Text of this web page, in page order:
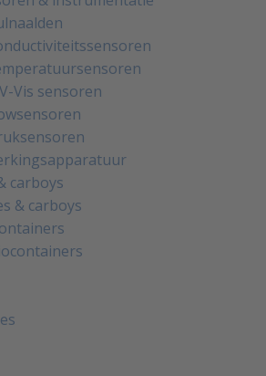
Vis sensoren
carboys
& carboys